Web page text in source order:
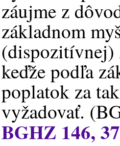
záujme z
základnom
(dispozitívnej)
keďže podľa
poplatok za
vyžadovať.
BGHZ 146,